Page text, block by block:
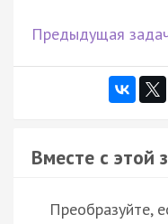
Предыдущая
Вместе с этой
Преобразуйте,